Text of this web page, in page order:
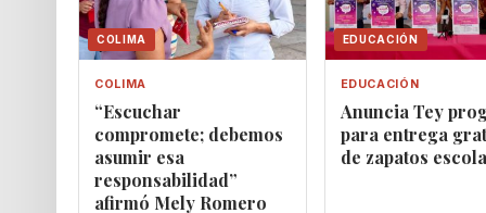
COLIMA
COLIMA
“Escuchar
compromete; debemos
asumir esa
responsabilidad”
afirmó Mely Romero
EDUCACIÓN
EDUCACIÓN
‎Anuncia Tey
para entrega
de zapatos